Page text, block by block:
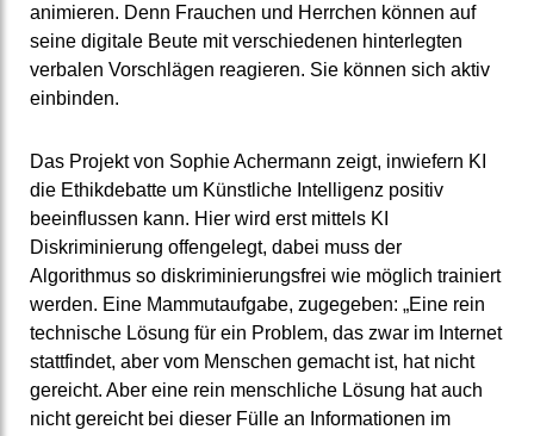
animieren. Denn Frauchen und Herrchen können auf
seine digitale Beute mit verschiedenen hinterlegten
verbalen Vorschlägen reagieren. Sie können sich aktiv
einbinden.
Das Projekt von Sophie Achermann zeigt, inwiefern KI
die Ethikdebatte um Künstliche Intelligenz positiv
beeinflussen kann. Hier wird erst mittels KI
Diskriminierung offengelegt, dabei muss der
Algorithmus so diskriminierungsfrei wie möglich trainiert
werden. Eine Mammutaufgabe, zugegeben: „Eine rein
technische Lösung für ein Problem, das zwar im Internet
stattfindet, aber vom Menschen gemacht ist, hat nicht
gereicht. Aber eine rein menschliche Lösung hat auch
nicht gereicht bei dieser Fülle an Informationen im